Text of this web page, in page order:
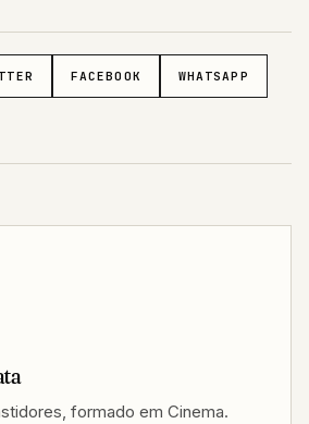
FACEBOOK WHATSAPP
formado em Cinema.